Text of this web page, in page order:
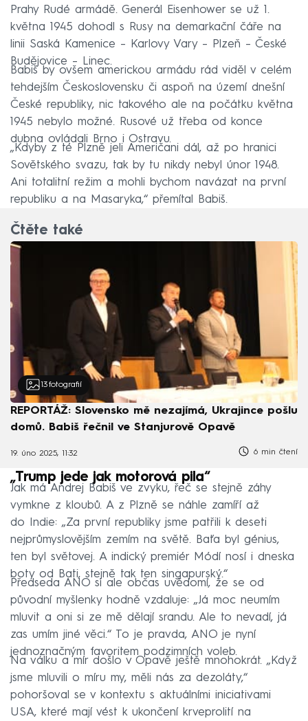
Prahy Rudé armádě. Generál Eisenhower se už 1.
května 1945 dohodl s Rusy na demarkační čáře na
linii Saská Ka­menice – Karlovy Vary – Plzeň – České
Bu­dějovice – Linec.
Babiš by ovšem americkou armádu rád viděl v celém
tehdejším Československu či aspoň na území dnešní
České republiky, nic takového ale na počátku května
1945 nebylo možné. Rusové už třeba od konce
dubna ovládali Brno i Ostravu.
„Kdyby z té Plzně jeli Američani dál, až po hranici
Sovětského svazu, tak by tu nikdy nebyl únor 1948.
Ani totalitní režim a mohli bychom navázat na první
republiku a na Masaryka,“ přemítal Babiš.
Čtěte také
13 fotografií
REPORTÁŽ: Slovensko mě nezajímá, Ukrajince pošlu
domů. Babiš řečnil ve Stanjurově Opavě
19. úno 2025, 11:32 6 min čtení
„Trump jede jak motorová pila“
Jak má Andrej Babiš ve zvyku, řeč se stejně záhy
vymkne z kloubů. A z Plzně se náhle zamíří až
do Indie: „Za první republiky jsme patřili k deseti
nejprůmyslovějším zemím na světě. Baťa byl génius,
ten byl světovej. A indický premiér Módí nosí i dneska
boty od Bati, stejně tak ten singapurský.“
Předseda ANO si ale občas uvědomí, že se od
původní myšlenky hodně vzdaluje: „Já moc neumím
mluvit a oni si ze mě dělají srandu. Ale to nevadí, já
zas umím jiné věci.“ To je pravda, ANO je nyní
jednoznačným favoritem podzimních voleb.
Na válku a mír došlo v Opavě ještě mnohokrát. „Když
jsme mluvili o míru my, měli nás za dezoláty,“
pohoršoval se v kontextu s aktuálními iniciativami
USA, které mají vést k ukončení krveprolití na